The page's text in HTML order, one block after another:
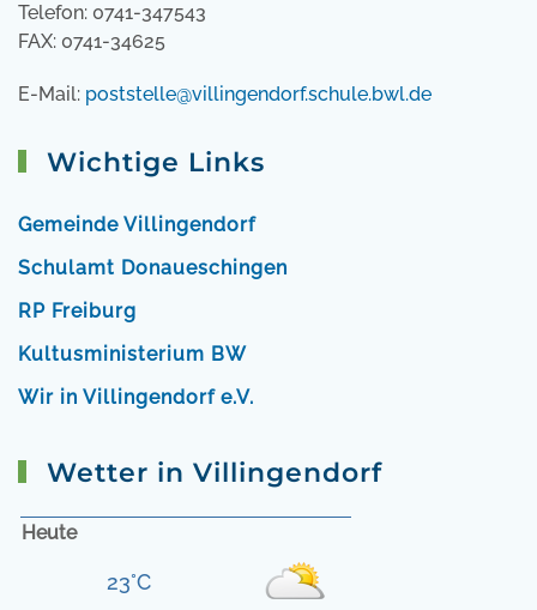
Telefon: 0741-347543
FAX: 0741-34625
E-Mail: poststelle@villingendorf.schule.bwl.de
Wichtige Links
Gemeinde Villingendorf
Schulamt Donaueschingen
RP Freiburg
Kultusministerium BW
Wir in Villingendorf e.V.
Wetter in Villingendorf
Heute
23°C